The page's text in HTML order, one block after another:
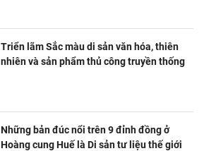
Triển lãm Sắc màu di sản văn hóa, thiên
nhiên và sản phẩm thủ công truyền thống
Những bản đúc nổi trên 9 đỉnh đồng ở
Hoàng cung Huế là Di sản tư liệu thế giới